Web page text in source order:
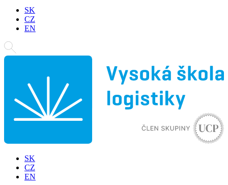
SK
CZ
EN
SK
CZ
EN